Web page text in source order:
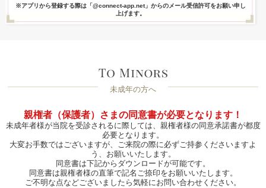
※アプリから登録する際は「@connect-app.net」からのメール受信許可をお願い申し
上げます。
未成年の方へ
親権者（保護者）さまの同意書が必要となります！
未成年者様が当院を受診されるに際しては、親権者様の同意承諾書が都度
必要となります。
大変お手数ではございますが、ご来院の際に必ずご持参くださいますよ
う、お願いいたします。
同意書は下記からダウンロードが可能です。
同意書は親権者様の直筆で記名ご捺印をお願いいたします。
ご不明な点などございましたら気軽にお問い合わせください。